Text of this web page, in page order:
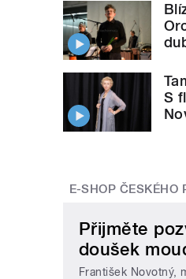
S
E-SHOP ČESKÉHO
Přijměte
doušek
František Novotný,